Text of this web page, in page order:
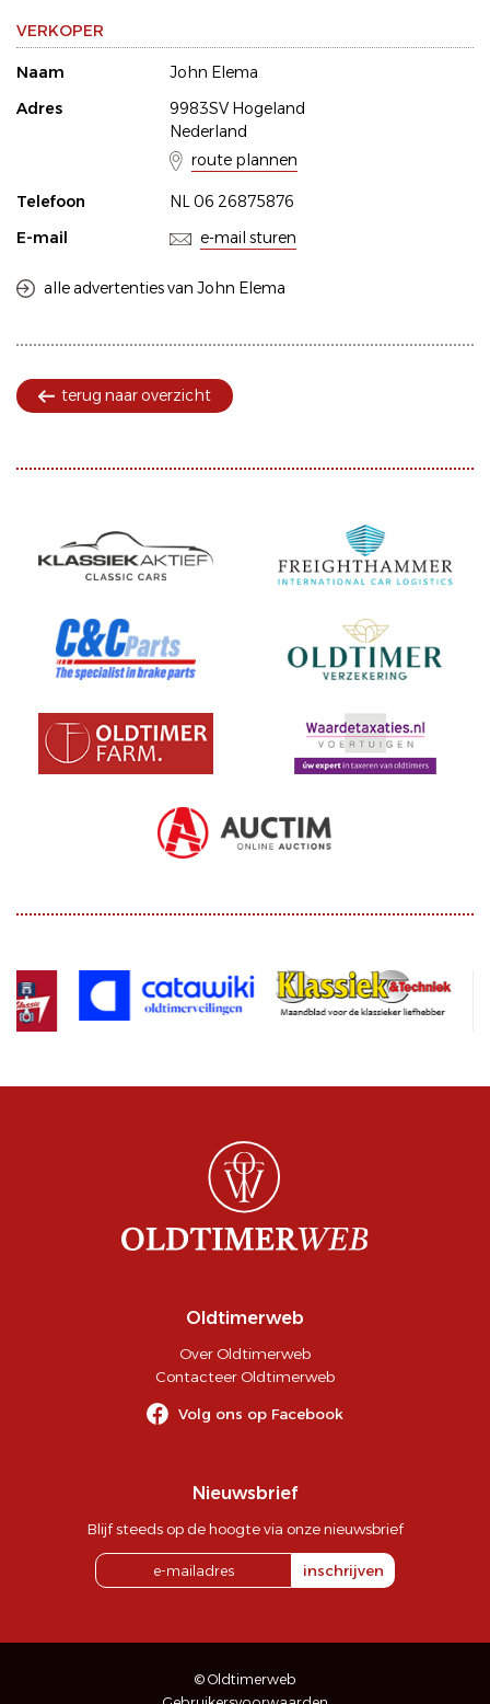
VERKOPER
Naam
John Elema
Adres
9983SV Hogeland
Nederland
route plannen
Telefoon
NL 06 26875876
E-mail
e-mail sturen
alle advertenties van John Elema
terug naar overzicht
Oldtimerweb
Over Oldtimerweb
Contacteer Oldtimerweb
Volg ons op Facebook
Nieuwsbrief
Blijf steeds op de hoogte via onze nieuwsbrief
inschrijven
© Oldtimerweb